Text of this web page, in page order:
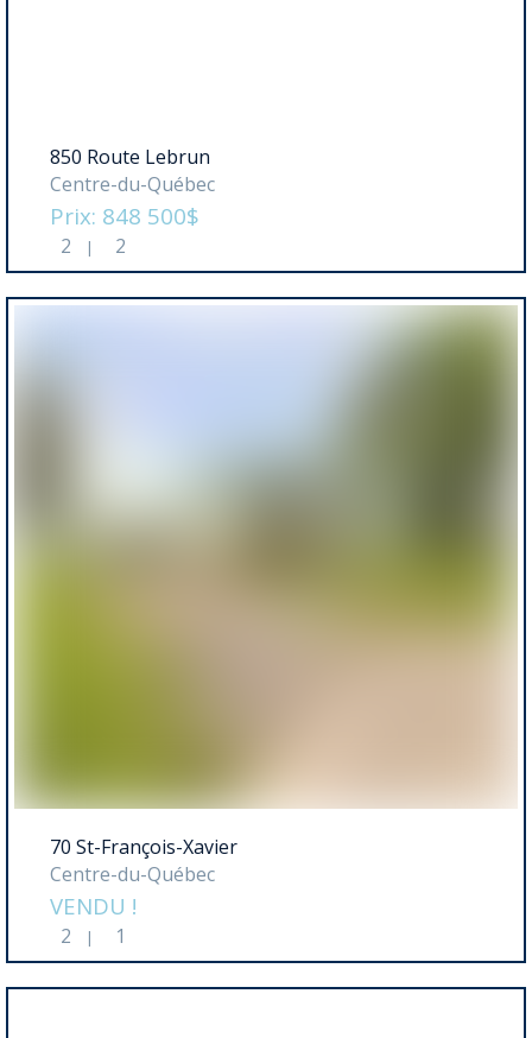
850 Route Lebrun
Centre-du-Québec
Prix: 848 500$
2 | 2
70 St-François-Xavier
Centre-du-Québec
VENDU !
2 | 1